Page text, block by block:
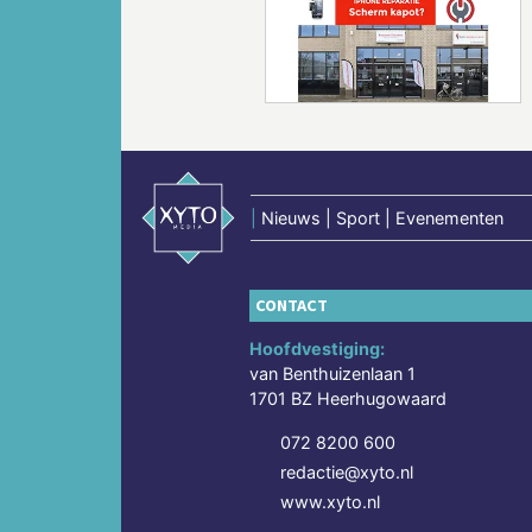
Nieuws | Sport | Evenementen
CONTACT
Hoofdvestiging:
van Benthuizenlaan 1
1701 BZ Heerhugowaard
072 8200 600
redactie@xyto.nl
www.xyto.nl